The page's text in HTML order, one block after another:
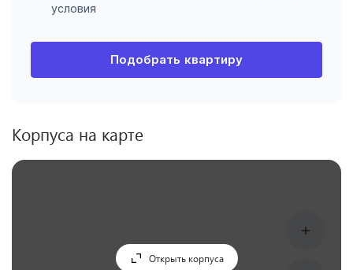
условия
Подобрать квартиру
Корпуса на карте
Открыть корпуса